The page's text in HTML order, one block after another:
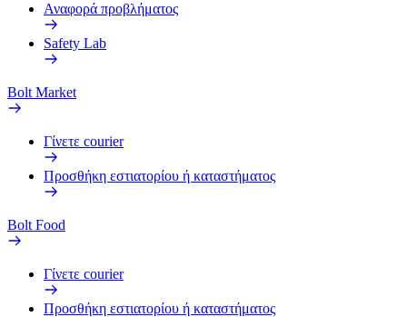
Αναφορά προβλήματος
Safety Lab
Bolt Market
Γίνετε courier
Προσθήκη εστιατορίου ή καταστήματος
Bolt Food
Γίνετε courier
Προσθήκη εστιατορίου ή καταστήματος